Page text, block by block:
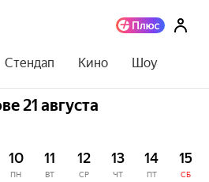
Стендап Кино Шоу
21 августа
10
ПН
11
ВТ
12
СР
13
ЧТ
14
ПТ
15
СБ